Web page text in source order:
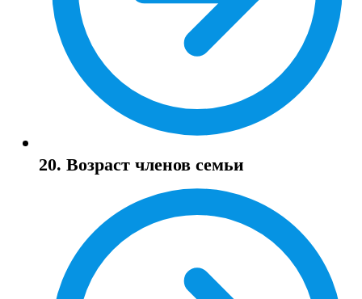
20. Возраст членов семьи